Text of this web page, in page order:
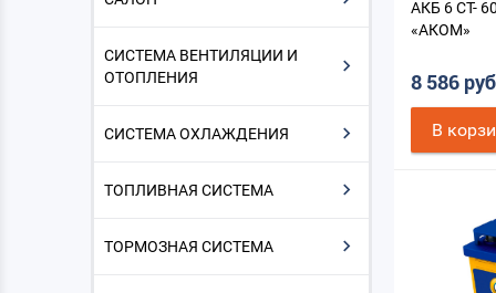
СИСТЕМА ВЕНТИЛЯЦИИ И
ОТОПЛЕНИЯ
СИСТЕМА ОХЛАЖДЕНИЯ
ТОПЛИВНАЯ СИСТЕМА
ТОРМОЗНАЯ СИСТЕМА
АКБ 6 СТ-
«АКОМ»
8 586
В